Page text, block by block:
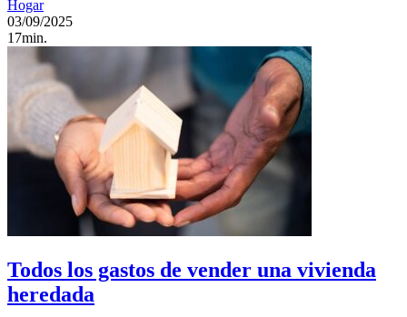
Hogar
03/09/2025
17min.
Todos los gastos de vender una vivienda
heredada